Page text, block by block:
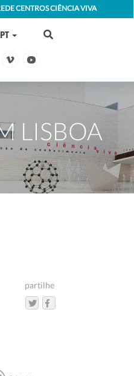
CENTROS CIÊNCIA VIVA
PT
LISBOA
partilhe